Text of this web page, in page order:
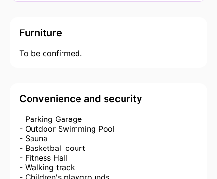
Furniture
To be confirmed.
Convenience and security
- Parking Garage
- Outdoor Swimming Pool
- Sauna
- Basketball court
- Fitness Hall
- Walking track
- Children's playgrounds